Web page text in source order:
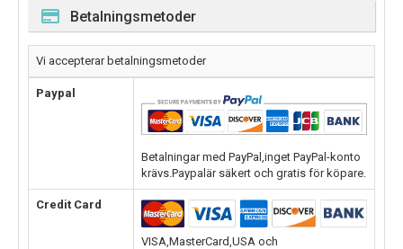
Betalningsmetoder
Vi accepterar betalningsmetoder
Paypal
Betalningar med PayPal,inget PayPal-konto
krävs.Paypalär säkert och gratis för köpare.
Credit Card
VISA,MasterCard,USA och